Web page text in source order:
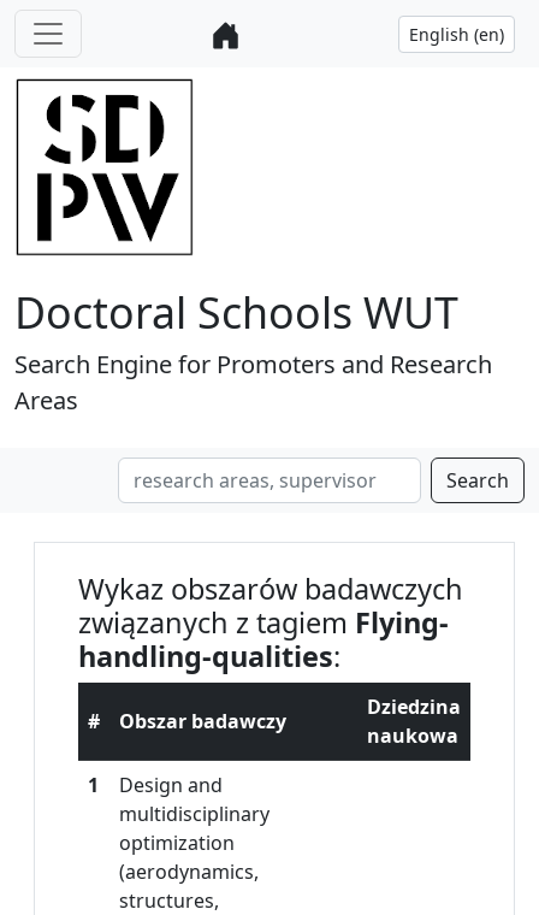
Doctoral Schools WUT
Search Engine for Promoters and Research
Areas
Search
Wykaz obszarów badawczych
związanych z tagiem Flying-
handling-qualities:
# Obszar badawczy
Dziedzina
naukowa
1
Design and
multidisciplinary
optimization
(aerodynamics,
structures,